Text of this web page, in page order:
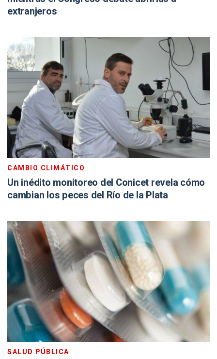
extranjeros
CAMBIO CLIMÁTICO
Un inédito monitoreo del Conicet revela cómo
cambian los peces del Río de la Plata
SALUD PÚBLICA